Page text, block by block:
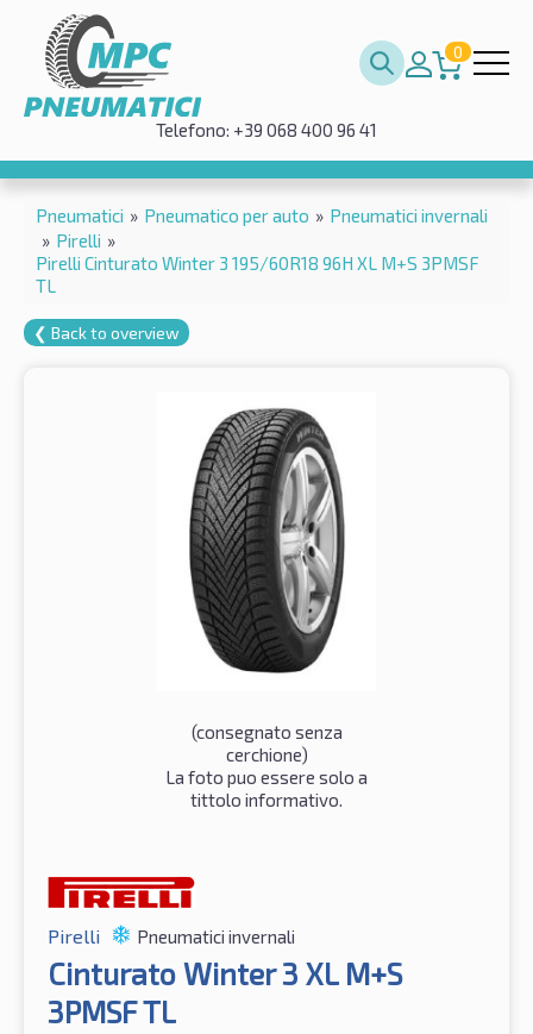
0
Telefono: +39 068 400 96 41
Pneumatici » Pneumatico per auto » Pneumatici invernali
» Pirelli »
Pirelli Cinturato Winter 3 195/60R18 96H XL M+S 3PMSF
TL
❮ Back to overview
(consegnato senza
cerchione)
La foto puo essere solo a
tittolo informativo.
Pirelli Pneumatici invernali
Cinturato Winter 3 XL M+S
3PMSF TL